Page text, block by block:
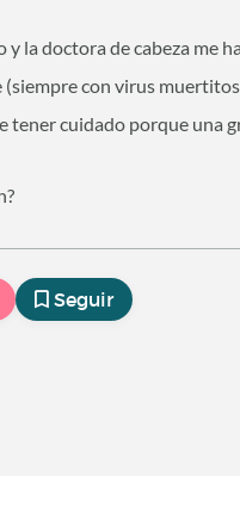
la doctora de cabeza me
con virus
cuidado porque una
Seguir